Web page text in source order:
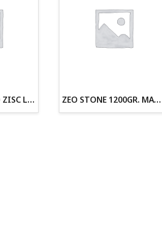
ZOGOFLEX DISCO ZISC L (21.6CM) FLUORESCENTE ZEO STONE 1200GR. MATERIAL FILTRANTE